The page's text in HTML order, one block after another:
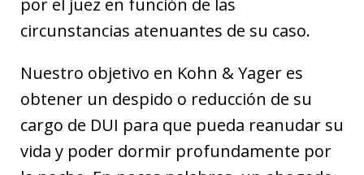
por el juez en función de las
circunstancias atenuantes de su caso.
Nuestro objetivo en Kohn & Yager es
obtener un despido o reducción de su
cargo de DUI para que pueda reanudar su
vida y poder dormir profundamente por